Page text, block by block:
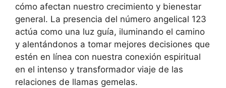
cómo afectan nuestro crecimiento y bienestar
general. La presencia del número angelical 123
actúa como una luz guía, iluminando el camino
y alentándonos a tomar mejores decisiones que
estén en línea con nuestra conexión espiritual
en el intenso y transformador viaje de las
relaciones de llamas gemelas.